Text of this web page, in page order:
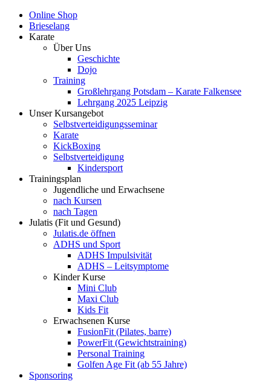
Online Shop
Brieselang
Karate
Über Uns
Geschichte
Dojo
Training
Großlehrgang Potsdam – Karate Falkensee
Lehrgang 2025 Leipzig
Unser Kursangebot
Selbstverteidigungsseminar
Karate
KickBoxing
Selbstverteidigung
Kindersport
Trainingsplan
Jugendliche und Erwachsene
nach Kursen
nach Tagen
Julatis (Fit und Gesund)
Julatis.de öffnen
ADHS und Sport
ADHS Impulsivität
ADHS – Leitsymptome
Kinder Kurse
Mini Club
Maxi Club
Kids Fit
Erwachsenen Kurse
FusionFit (Pilates, barre)
PowerFit (Gewichtstraining)
Personal Training
Golfen Age Fit (ab 55 Jahre)
Sponsoring